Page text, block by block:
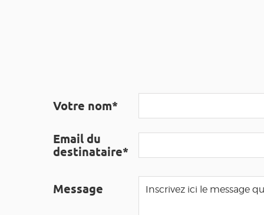
Votre nom*
Email du
destinataire*
Message